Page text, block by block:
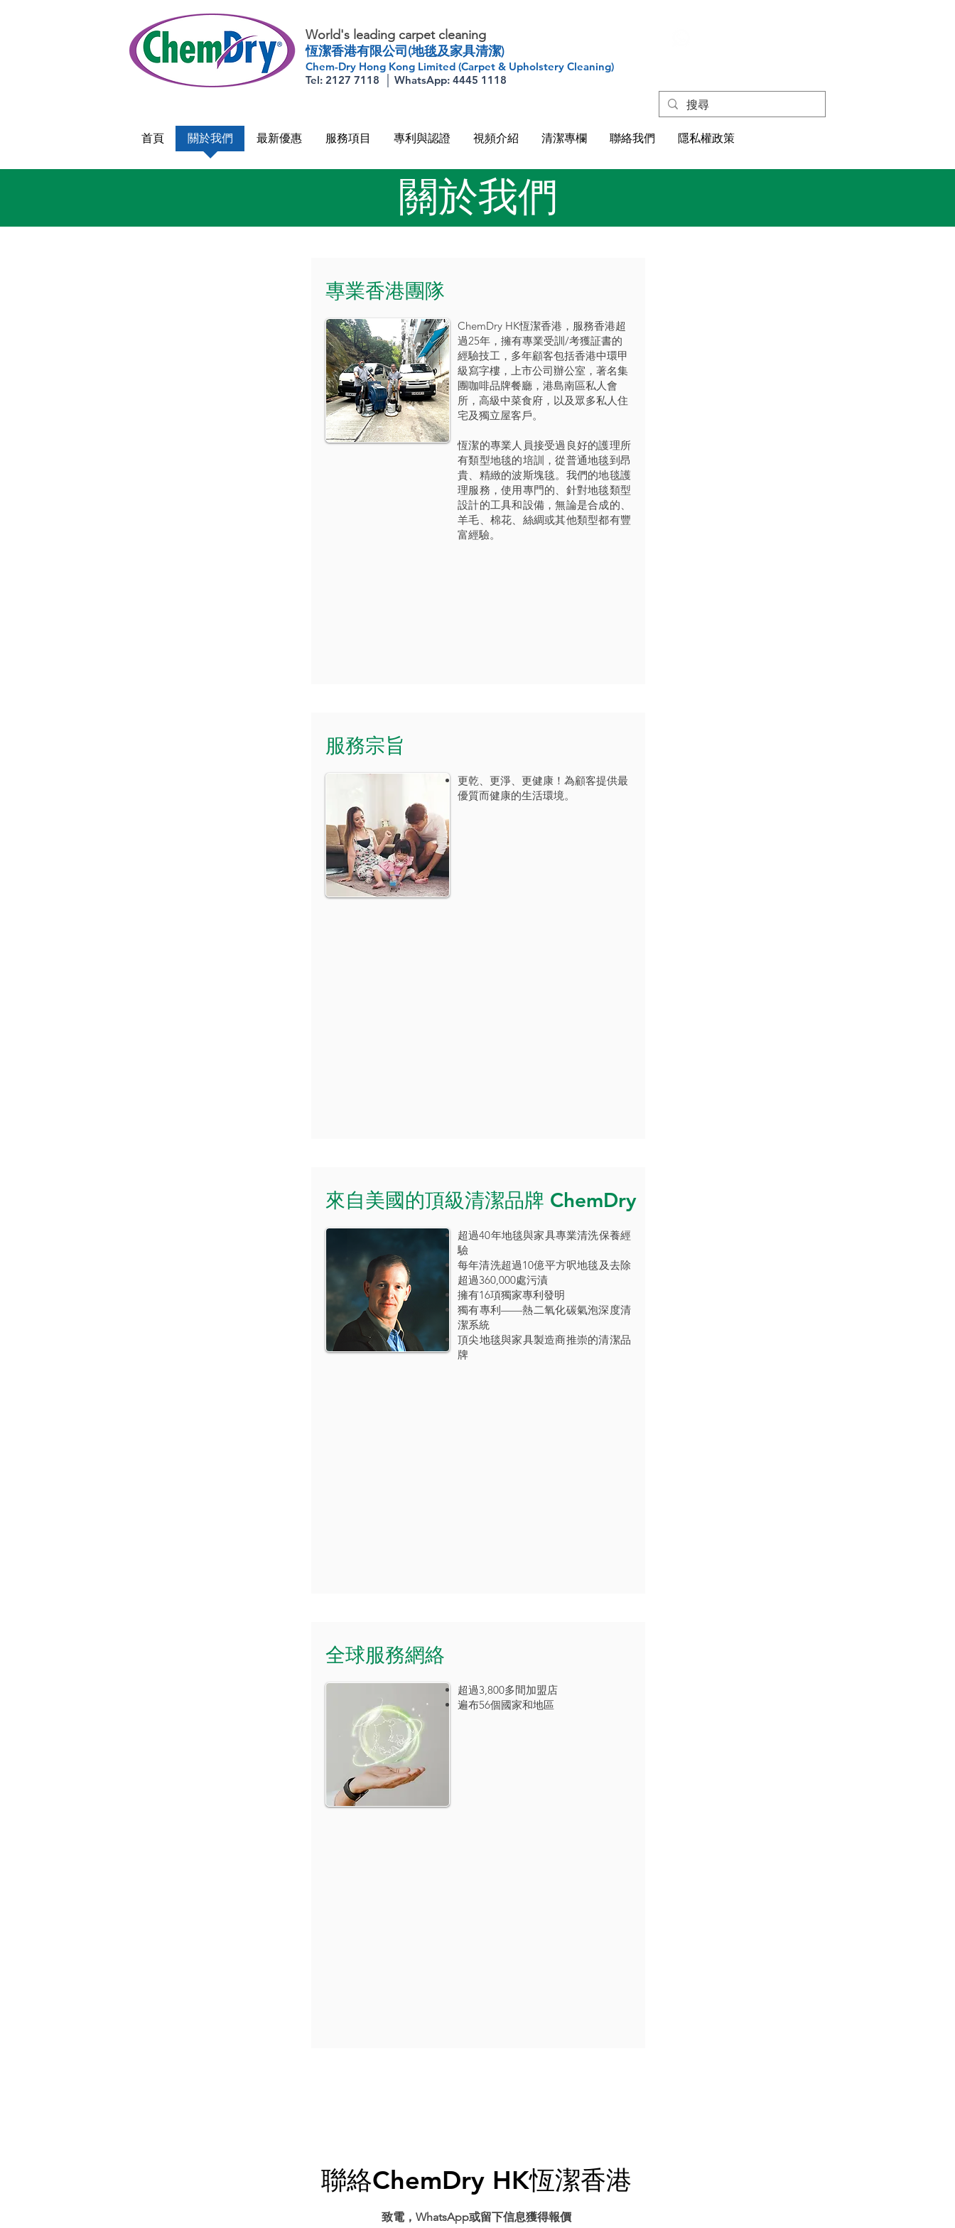
World's leading carpet cleaning
恆潔香港有限公司(地毯及家具清潔)
Chem-Dry Hong Kong Limited (Carpet & Upholstery Cleaning)
Tel: 2127 7118 │ WhatsApp: 4445 1118
首頁 關於我們 最新優惠 服務項目 專利與認證 視頻介紹 清潔專欄 聯絡我們 隱私權政策
關於我們
專業香港團隊
ChemDry HK恆潔香港，服務香港超
過25年，擁有專業受訓/考獲証書的
經驗技工，多年顧客包括香港中環甲
級寫字樓，上市公司辦公室，著名集
團咖啡品牌餐廳，港島南區私人會
所，高級中菜食府，以及眾多私人住
宅及獨立屋客戶。
恆潔的專業人員接受過良好的護理所
有類型地毯的培訓，從普通地毯到昂
貴、精緻的波斯塊毯。我們的地毯護
理服務，使用專門的、針對地毯類型
設計的工具和設備，無論是合成的、
羊毛、棉花、絲綢或其他類型都有豐
富經驗。
服務宗旨
更乾、更淨、更健康！為顧客提供最
優質而健康的生活環境。
來自美國的頂級清潔品牌 ChemDry
超過40年地毯與家具專業清洗保養經
驗
每年清洗超過10億平方呎地毯及去除
超過360,000處污漬
擁有16項獨家專利發明
獨有專利——熱二氧化碳氣泡深度清
潔系統
頂尖地毯與家具製造商推崇的清潔品
牌
全球服務網絡
超過3,800多間加盟店
遍布56個國家和地區
聯絡ChemDry HK恆潔香港
​致電，WhatsApp或留下信息獲得報價